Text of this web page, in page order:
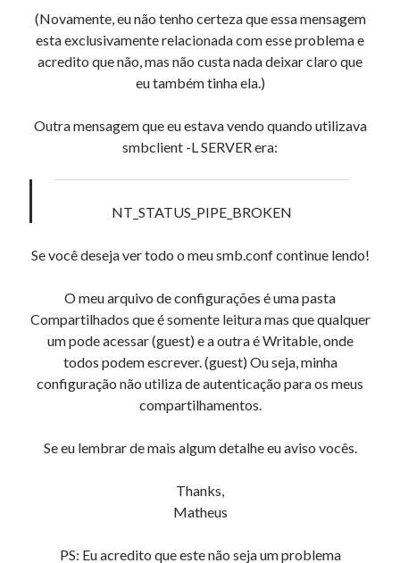
SELECT COUNT(*) FROM mb_comments JOIN mb_posts
ON mb_posts.ID = mb_comments.comment_post_ID
WHERE ( comment_approved = '1' ) AND
comment_post_ID = 1045 AND comment_parent = 0
06 07:20:12' ) AND (mb_posts.post_content='' OR
mb_posts.post_content LIKE '%![:pt!]%' ESCAPE
[:!]%' ESCAPE '!' AND mb_posts.post_content NOT
Comentários
Https://Www.Acaci.Esem Novidades no Ubuntu 9.10 Alpha 5
mini casino juego De mesaemMulti-User YOURLS Plugin.
ClaytonCeshyemFast Flickr Widget
JerrygixemUbuntu, VirtualBox 2.2 e USB
Multi-User YOURLS Plugin.
(Novamente, eu não tenho certeza que essa mensagem
esta exclusivamente relacionada com esse problema e
acredito que não, mas não custa nada deixar claro que
eu também tinha ela.)
Outra mensagem que eu estava vendo quando utilizava
smbclient -L SERVER era:
NT_STATUS_PIPE_BROKEN
Se você deseja ver todo o meu smb.conf continue lendo!
O meu arquivo de configurações é uma pasta
Compartilhados que é somente leitura mas que qualquer
um pode acessar (guest) e a outra é Writable, onde
todos podem escrever. (guest) Ou seja, minha
configuração não utiliza de autenticação para os meus
compartilhamentos.
Se eu lembrar de mais algum detalhe eu aviso vocês.
Thanks,
Matheus
PS: Eu acredito que este não seja um problema